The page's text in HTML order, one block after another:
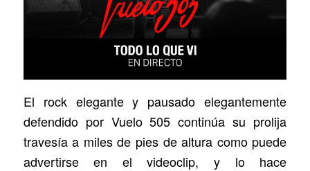
El rock elegante y pausado elegantemente
defendido por Vuelo 505 continúa su prolija
travesía a miles de pies de altura como puede
advertirse en el videoclip, y lo hace